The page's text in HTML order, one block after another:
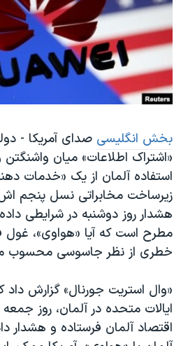
فرهنگ و زندگی
حقوق شهروندی
اقتصادی
علم و فناوری
گالری عکس
آرشیو پخش زنده
مستندها
انتخابات ریاست جمهوری آمریکا ۲۰۲۴
حمله جمهوری اسلامی به اسرائیل
رمز مهسا
اعتراضات زن، زندگی، آزادی
مجموعه مستندهای دادخواهی
تریبونال مردمی آبان ۹۸
دادگاه حمید نوری
چهل سال گروگان‌گیری
اعتراضات مردمی آبان ۹۸
اسرائیل در جنگ
نرگس محمدی برنده جایزه نوبل صلح
دنبال کنید
زبانهای مختلف
بخش انگلیسی صدای آمریکا -
«اشتراک اطلاعات» میان
استفاده آلمان از یک «خدمات
زیرساخت مخابراتی نسل پنجم
هشدار روز دوشنبه در شرایطی
مطرح است که آیا «هواوی»، غول
خطری از نظر جاسوسی محسوب
«وال استریت جورنال» گزارش داد
ایالات متحده در آلمان، روز جمعه
اقتصاد آلمان فرستاده و هشدار